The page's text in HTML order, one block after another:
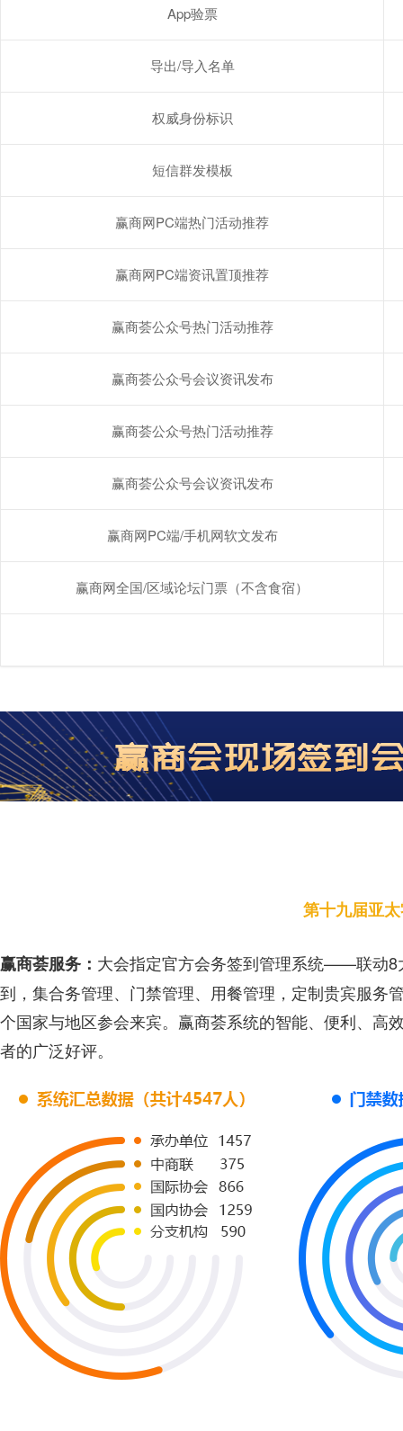
App验票
导出/导入名单
权威身份标识
短信群发模板
赢商网PC端热门活动推荐
赢商网PC端资讯置顶推荐
赢商荟公众号热门活动推荐
赢商荟公众号会议资讯发布
赢商荟公众号热门活动推荐
赢商荟公众号会议资讯发布
赢商网PC端/手机网软文发布
赢商网全国/区域论坛门票（不含食宿）
第十九届亚
赢商荟服务： 大会指定官方会务签到管理系统——联动8
到，集合务管理、门禁管理、用餐管理，定制贵宾服务
个国家与地区参会来宾。赢商荟系统的智能、便利、高
者的广泛好评。